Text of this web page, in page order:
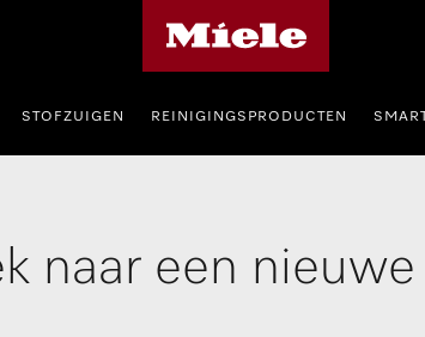
STOFZUIGEN REINIGINGSPRODUCTEN
naar een